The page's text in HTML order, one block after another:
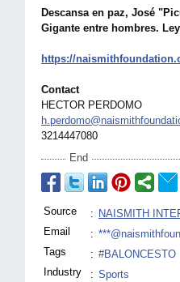
Descansa en paz, José
Gigante entre hombres.
https://
Contact
HECTOR PERDOMO
3214447080
End
Source : NAISMITH
Email
:
Tags
: #BALONCESTO
Industry
: Sports